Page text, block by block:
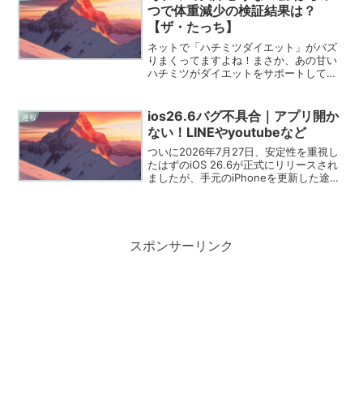
ける普通の人参とは一...
つで体重減少の検証結果は？
【ザ・たっち】
ネットで「ハチミツダイエット」がバズ
りまくってますよね！まさか、あの甘い
ハチミツがダイエットをサポートしてく
『巷のウワサ大検証！それって実際どう
なの会』の年末特別企画で、...
速報
ios26.6バグ不具合｜アプリ開か
ない！LINEやyoutubeなど
ついに2026年7月27日、安定性を重視し
たはずのiOS 26.6が正式にリリースされ
ましたが、手元のiPhoneを更新した途端
スポンサーリンク